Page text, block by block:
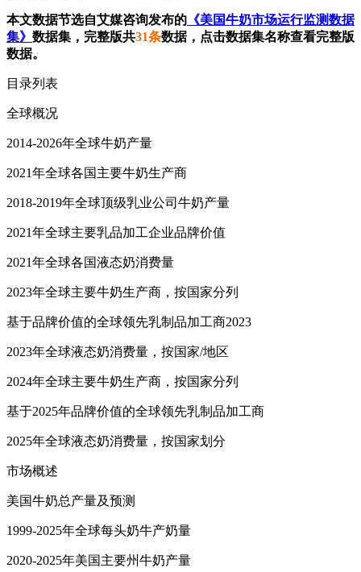
本文数据节选自艾媒咨询发布的 《美国牛奶市场运行监测数据
集》 数据集，完整版共31条数据，点击数据集名称查看完整版
数据。
目录列表
全球概况
2014-2026年全球牛奶产量
2021年全球各国主要牛奶生产商
2018-2019年全球顶级乳业公司牛奶产量
2021年全球主要乳品加工企业品牌价值
2021年全球各国液态奶消费量
2023年全球主要牛奶生产商，按国家分列
基于品牌价值的全球领先乳制品加工商2023
2023年全球液态奶消费量，按国家/地区
2024年全球主要牛奶生产商，按国家分列
基于2025年品牌价值的全球领先乳制品加工商
2025年全球液态奶消费量，按国家划分
市场概述
美国牛奶总产量及预测
1999-2025年全球每头奶牛产奶量
2020-2025年美国主要州牛奶产量